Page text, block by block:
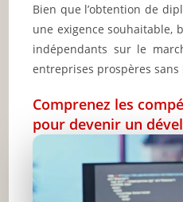
Bien que l’obtention de
une exigence souhaitable,
indépendants sur le
entreprises prospères sans
Comprenez les
pour devenir un